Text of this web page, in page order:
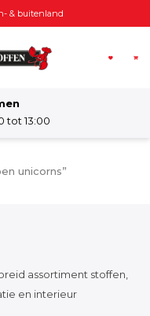
buitenland
tot 13:00
unicorns”
assortiment stoffen,
en interieur